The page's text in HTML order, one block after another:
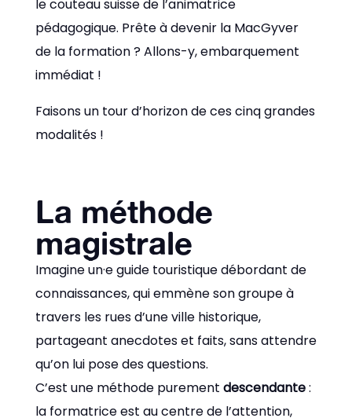
le couteau suisse de l’animatrice
pédagogique. Prête à devenir la MacGyver
de la formation ? Allons-y, embarquement
immédiat !
Faisons un tour d’horizon de ces cinq grandes
modalités !
La méthode
magistrale
Imagine un·e guide touristique débordant de
connaissances, qui emmène son groupe à
travers les rues d’une ville historique,
partageant anecdotes et faits, sans attendre
qu’on lui pose des questions.
C’est une méthode purement descendante:
la formatrice est au centre de l’attention,